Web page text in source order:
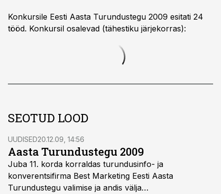
Konkursile Eesti Aasta Turundustegu 2009 esitati 24
tööd. Konkursil osalevad (tähestiku järjekorras):
SEOTUD LOOD
UUDISED20.12.09, 14:56
Aasta Turundustegu 2009
Juba 11. korda korraldas turundusinfo- ja
konverentsifirma Best Marketing Eesti Aasta
Turundustegu valimise ja andis välja